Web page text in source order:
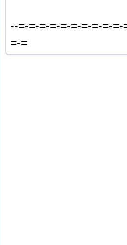
--=-=-=-=-=-=-=-=-=-
=-=